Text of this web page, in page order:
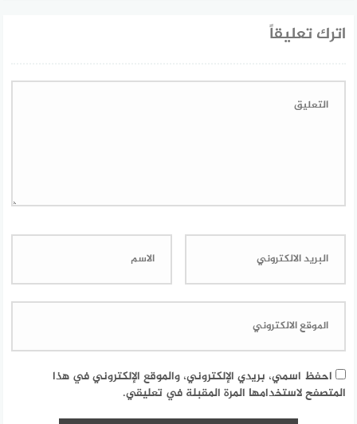
اترك تعليقاً
احفظ اسمي، بريدي الإلكتروني، والموقع الإلكتروني في هذا
المتصفح لاستخدامها المرة المقبلة في تعليقي.